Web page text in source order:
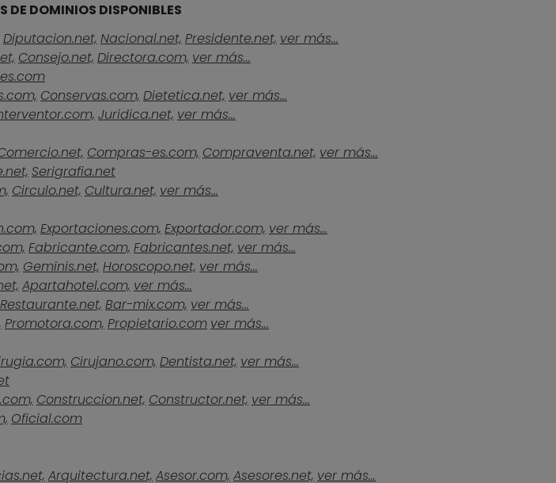
DE DOMINIOS DISPONIBLES
Diputacion.net, Nacional.net, Presidente.net, ver más...
Consejo.net, Directora.com, ver más...
Conservas.com, Dietetica.net, ver más...
Juridica.net, ver más...
Compras-es.com, Compraventa.net, ver más...
Serigrafia.net
Circulo.net, Cultura.net, ver más...
Exportaciones.com, Exportador.com, ver más...
Fabricante.com, Fabricantes.net, ver más...
Geminis.net, Horoscopo.net, ver más...
Apartahotel.com, ver más...
Restaurante.net, Bar-mix.com, ver más...
Promotora.com, Propietario.com ver más...
Cirujano.com, Dentista.net, ver más...
Construccion.net, Constructor.net, ver más...
Oficial.com
Arquitectura.net, Asesor.com, Asesores.net, ver más...